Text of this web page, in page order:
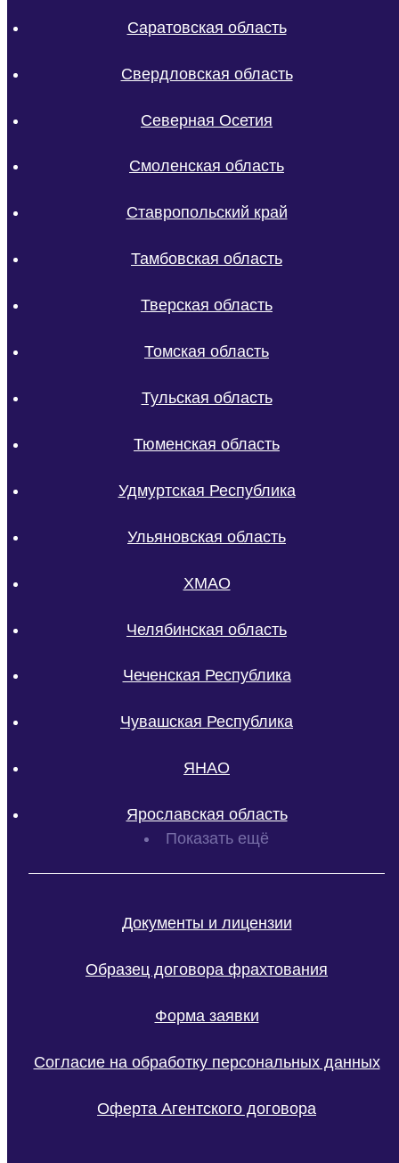
Саратовская область
Свердловская область
Северная Осетия
Смоленская область
Ставропольский край
Тамбовская область
Тверская область
Томская область
Тульская область
Тюменская область
Удмуртская Республика
Ульяновская область
ХМАО
Челябинская область
Чеченская Республика
Чувашская Республика
ЯНАО
Ярославская область
Показать ещё
Документы и лицензии
Образец договора фрахтования
Форма заявки
Согласие на обработку персональных данных
Оферта Агентского договора